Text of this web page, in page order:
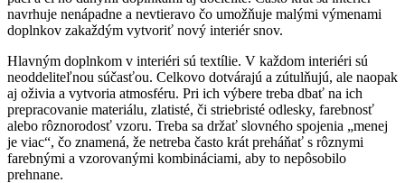
navrhuje nenápadne a nevtieravo čo umožňuje malými výmenami
doplnkov zakaždým vytvoriť nový interiér snov.
Hlavným doplnkom v interiéri sú textílie. V každom interiéri sú
neoddeliteľnou súčasťou. Celkovo dotvárajú a zútulňujú, ale naopak
aj oživia a vytvoria atmosféru. Pri ich výbere treba dbať na ich
prepracovanie materiálu, zlatisté, či striebristé odlesky, farebnosť
alebo rôznorodosť vzoru. Treba sa držať slovného spojenia „menej
je viac“, čo znamená, že netreba často krát preháňať s rôznymi
farebnými a vzorovanými kombináciami, aby to nepôsobilo
prehnane.